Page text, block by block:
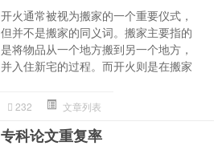
开火通常被视为搬家的一个重要仪式，
但并不是搬家的同义词。搬家主要指的
是将物品从一个地方搬到另一个地方，
并入住新宅的过程。而开火则是在搬家
232 文章列表
专科论文重复率